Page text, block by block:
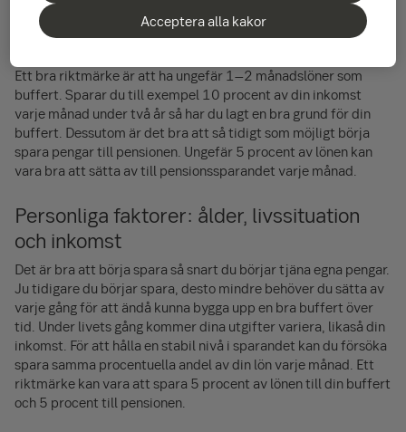
Allmänna rekommendationer
Ett bra riktmärke är att ha ungefär 1–2 månadslöner som
buffert. Sparar du till exempel 10 procent av din inkomst
varje månad under två år så har du lagt en bra grund för din
buffert. Dessutom är det bra att så tidigt som möjligt börja
spara pengar till pensionen. Ungefär 5 procent av lönen kan
vara bra att sätta av till pensions­sparandet varje månad.
Personliga faktorer: ålder, livssituation
och inkomst
Det är bra att börja spara så snart du börjar tjäna egna pengar.
Ju tidigare du börjar spara, desto mindre behöver du sätta av
varje gång för att ändå kunna bygga upp en bra buffert över
tid. Under livets gång kommer dina utgifter variera, likaså din
inkomst. För att hålla en stabil nivå i sparandet kan du försöka
spara samma procentuella andel av din lön varje månad. Ett
riktmärke kan vara att spara 5 procent av lönen till din buffert
och 5 procent till pensionen.
Acceptera alla kakor